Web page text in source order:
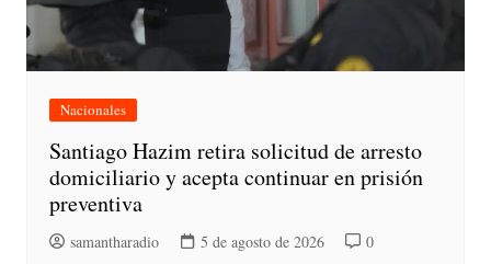
Nacionales
Santiago Hazim retira solicitud de arresto
domiciliario y acepta continuar en prisión
preventiva
samantharadio 5 de agosto de 2026 0